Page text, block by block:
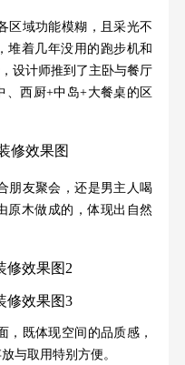
区域功能模糊，且采光不
堆着几年没用的跑步机和
设计师推到了主卧与餐厅
、西厨+中岛+大餐桌的区
朋友聚会，还是男主人喝
原木做成的，体现出自然
，既体现空间的品质感，
与取用特别方便。